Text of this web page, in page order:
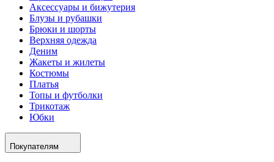
Аксессуары и бижутерия
Блузы и рубашки
Брюки и шорты
Верхняя одежда
Деним
Жакеты и жилеты
Костюмы
Платья
Топы и футболки
Трикотаж
Юбки
Покупателям